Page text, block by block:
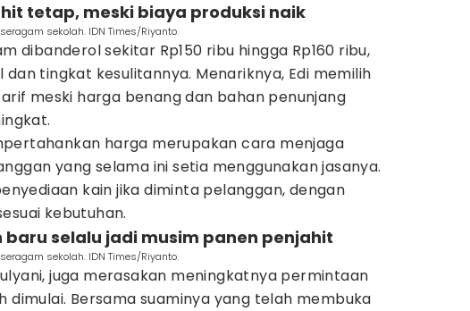
tetap, meski biaya produksi naik
sekolah. IDN Times/Riyanto.
dibanderol sekitar Rp150 ribu hingga Rp160 ribu,
tingkat kesulitannya. Menariknya, Edi memilih
meski harga benang dan bahan penunjang
harga merupakan cara menjaga
yang selama ini setia menggunakan jasanya.
kain jika diminta pelanggan, dengan
kebutuhan.
baru selalu jadi musim panen penjahit
sekolah. IDN Times/Riyanto.
juga merasakan meningkatnya permintaan
dimulai. Bersama suaminya yang telah membuka